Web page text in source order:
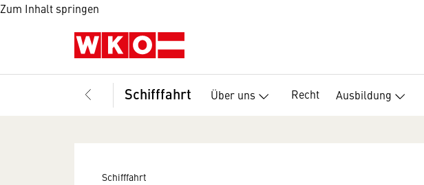
Zum Inhalt springen
Schifffahrt Über uns Recht Ausbildung
Schifffahrt